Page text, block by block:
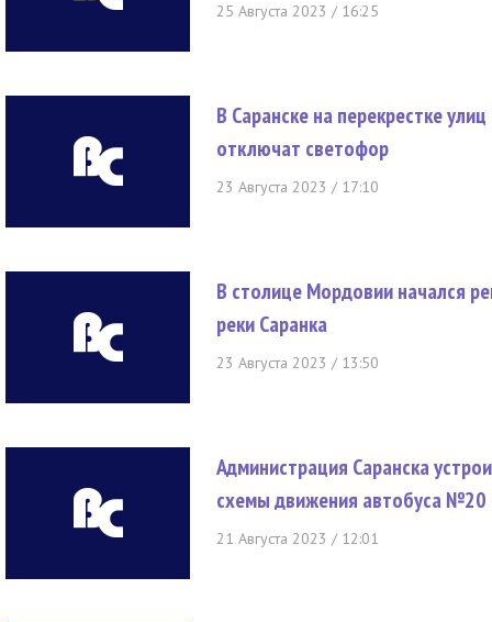
25 Августа 2023 / 16:25
В Саранске на перекрестке
отключат светофор
23 Августа 2023 / 17:10
В столице Мордовии начался
реки Саранка
23 Августа 2023 / 13:50
Администрация Саранска
схемы движения автобуса №20
21 Августа 2023 / 12:01